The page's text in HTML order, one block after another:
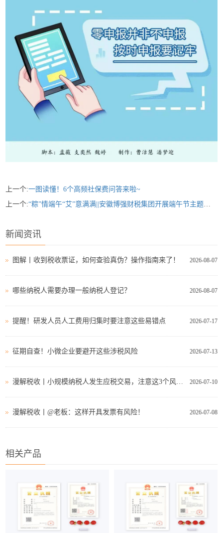
上一个:一图读懂！6个高频社保费问答来啦~
上一个:“粽”情端午“艾”意满满||安徽博强财税集团开展端午节主题活动
新闻资讯
2026-08-07
图解丨收到税收票证，如何查验真伪？操作指南来了！
2026-08-07
哪些纳税人需要办理一般纳税人登记？
2026-07-17
提醒！研发人员人工费用归集时要注意这些易错点
2026-07-13
征期自查！小微企业要避开这些涉税风险
2026-07-10
2026-07-08
漫解税收丨@老板：这样开具发票有风险！
相关产品